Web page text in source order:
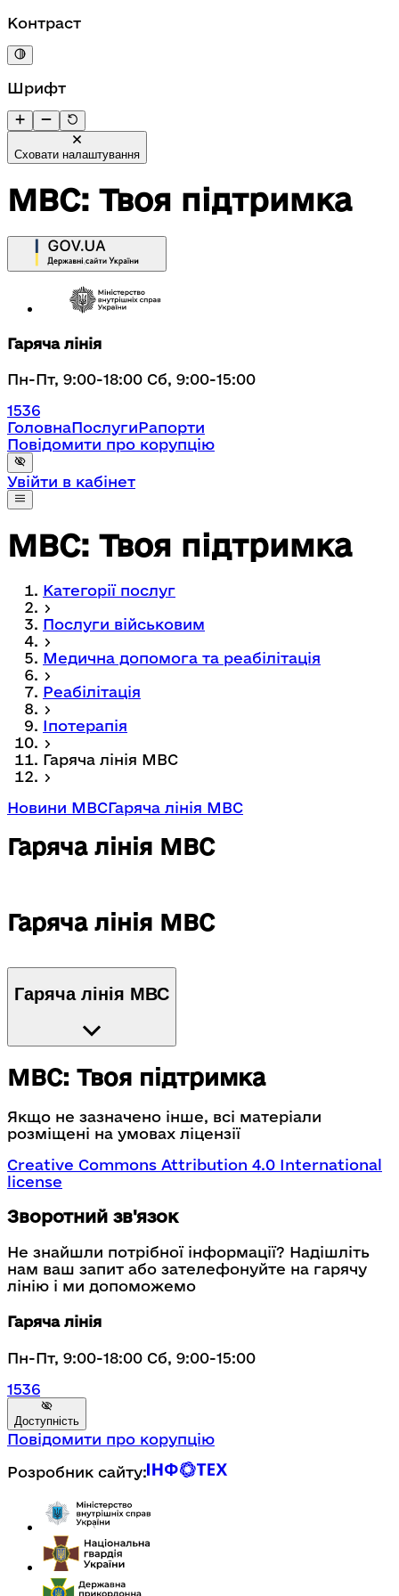
Контраст
Шрифт
Сховати налаштування
МВС: Твоя підтримка
Гаряча лінія
Пн-Пт, 9:00-18:00 Сб, 9:00-15:00
1536
ГоловнаПослугиРапорти
Повідомити про корупцію
Увійти в кабінет
МВС: Твоя підтримка
Категорії послуг
Послуги військовим
Медична допомога та реабілітація
Реабілітація
Іпотерапія
Гаряча лінія МВС
Новини МВСГаряча лінія МВС
Гаряча лінія МВС
Гаряча лінія МВС
Гаряча лінія МВС
МВС: Твоя підтримка
Якщо не зазначено інше, всі матеріали
розміщені на умовах ліцензії
Creative Commons Attribution 4.0 International
license
Зворотний зв'язок
Не знайшли потрібної інформації? Надішліть
нам ваш запит або зателефонуйте на гарячу
лінію і ми допоможемо
Гаряча лінія
Пн-Пт, 9:00-18:00 Сб, 9:00-15:00
1536
Доступність
Повідомити про корупцію
Розробник сайту: